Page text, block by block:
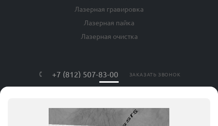
Лазерная гравировка
Лазерная пайка
Лазерная очистка
+7 (812) 507-83-00 ЗАКАЗАТЬ ЗВОНОК
г. Санкт-Петербург, ул. Яблочкова, дом
№ 20, литер Я, оф. 408